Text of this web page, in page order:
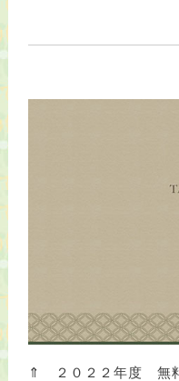
⇑ ２０２２年度 無